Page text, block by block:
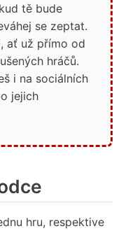
tě bude
se zeptat.
ať už přímo od
hráčů.
i na sociálních
jejich
hru, respektive